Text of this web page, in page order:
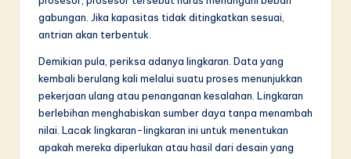
gabungan. Jika kapasitas tidak ditingkatkan sesuai,
antrian akan terbentuk.
Demikian pula, periksa adanya lingkaran. Data yang
kembali berulang kali melalui suatu proses menunjukkan
pekerjaan ulang atau penanganan kesalahan. Lingkaran
berlebihan menghabiskan sumber daya tanpa menambah
nilai. Lacak lingkaran-lingkaran ini untuk menentukan
apakah mereka diperlukan atau hasil dari desain yang